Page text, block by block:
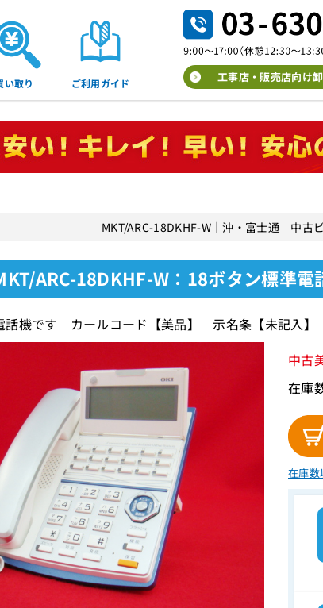
い取り ご利用ガイド 工事店・販売店向け
MKT/ARC-18DKHF-W｜沖・富士通 中古
ARC-18DKHF-W：18ボタン標準電
話機です カールコード【美品】 示名条【未記入】
中古
在庫
在庫数